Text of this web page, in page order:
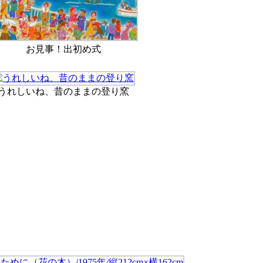
お見事！出初め式
れしいね、昔のままの登り窯